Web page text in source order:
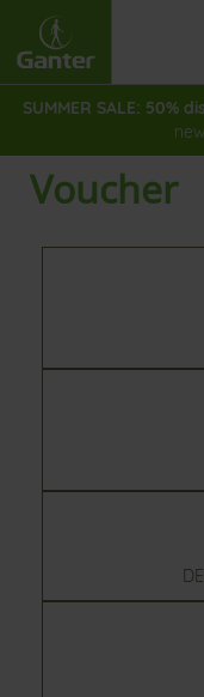
Content
SUMMER SALE: 50%
Voucher